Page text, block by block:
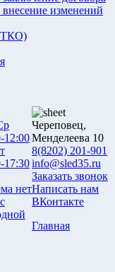
изменений
ТКО)
12:00
17:30
нет
Череповец,
Менделеева 10
8(8202) 201-901
info@sled35.ru
Заказать звонок
Написать нам
ВКонтакте
Главная